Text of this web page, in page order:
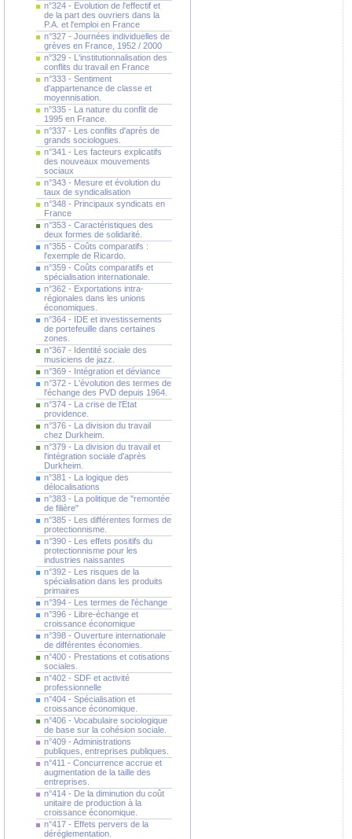
n°324 - Evolution de l'effectif et
de la part des ouvriers dans la
P.A. et l'emploi en France
n°327 - Journées individuelles de
grèves en France, 1952 / 2000
n°329 - L'institutionnalisation des
conflits du travail en France
n°333 - Sentiment
d'appartenance de classe et
moyennisation.
n°335 - La nature du conflit de
1995 en France.
n°337 - Les conflits d'après de
grands sociologues.
n°341 - Les facteurs explicatifs
des nouveaux mouvements
sociaux
n°343 - Mesure et évolution du
taux de syndicalisation
n°348 - Principaux syndicats en
France
n°353 - Caractéristiques des
deux formes de solidarité.
n°355 - Coûts comparatifs :
l'exemple de Ricardo.
n°359 - Coûts comparatifs et
spécialisation internationale.
n°362 - Exportations intra-
régionales dans les unions
économiques.
n°364 - IDE et investissements
de portefeuille dans certaines
zones.
n°367 - Identité sociale des
musiciens de jazz.
n°369 - Intégration et déviance
n°372 - L'évolution des termes de
l'échange des PVD depuis 1964.
n°374 - La crise de l'Etat
providence.
n°376 - La division du travail
chez Durkheim.
n°379 - La division du travail et
l'intégration sociale d'après
Durkheim.
n°381 - La logique des
délocalisations
n°383 - La politique de "remontée
de filière"
n°385 - Les différentes formes de
protectionnisme.
n°390 - Les effets positifs du
protectionnisme pour les
industries naissantes
n°392 - Les risques de la
spécialisation dans les produits
primaires
n°394 - Les termes de l'échange
n°396 - Libre-échange et
croissance économique
n°398 - Ouverture internationale
de différentes économies.
n°400 - Prestations et cotisations
sociales.
n°402 - SDF et activité
professionnelle
n°404 - Spécialisation et
croissance économique.
n°406 - Vocabulaire sociologique
de base sur la cohésion sociale.
n°409 - Administrations
publiques, entreprises publiques.
n°411 - Concurrence accrue et
augmentation de la taille des
entreprises.
n°414 - De la diminution du coût
unitaire de production à la
croissance économique.
n°417 - Effets pervers de la
déréglementation.